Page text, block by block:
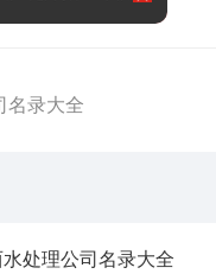
名录大全
水处理公司名录大全